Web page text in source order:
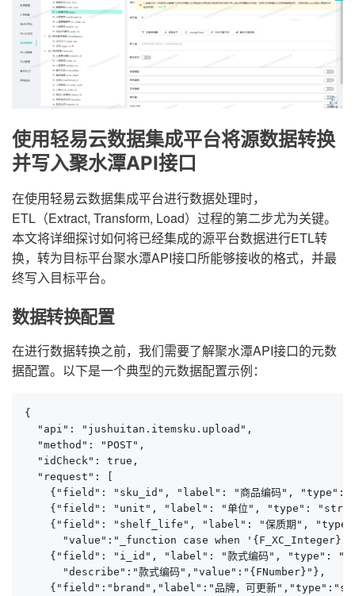
使用轻易云数据集成平台将源数据转换
并写入聚水潭API接口
在使用轻易云数据集成平台进行数据处理时，
ETL（Extract, Transform, Load）过程的第二步尤为关键。
本文将详细探讨如何将已经集成的源平台数据进行ETL转
换，转为目标平台聚水潭API接口所能够接收的格式，并最
终写入目标平台。
数据转换配置
在进行数据转换之前，我们需要了解聚水潭API接口的元数
据配置。以下是一个典型的元数据配置示例：
{
  "api": "jushuitan.itemsku.upload",
  "method": "POST",
  "idCheck": true,
  "request": [
{"field": "sku_id", "label": "商品编码", "type":
{"field": "unit", "label": "单位", "type":
{"field": "shelf_life", "label": "保质期",
"value":"_function case when
{"field": "i_id", "label": "款式编码", "type":
      "describe":"款式编码","value":"{FNumber}"},
{"field":"brand","label":"品牌，可更新